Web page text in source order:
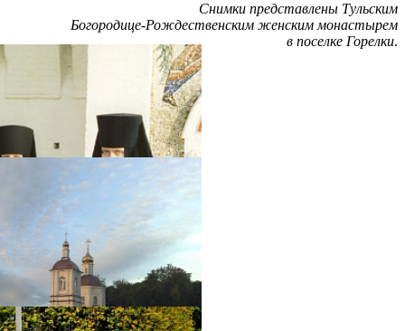
Снимки представлены Тульским
Богородице-Рождественским женским монастырем
в поселке Горелки.
Распечатать
Фото